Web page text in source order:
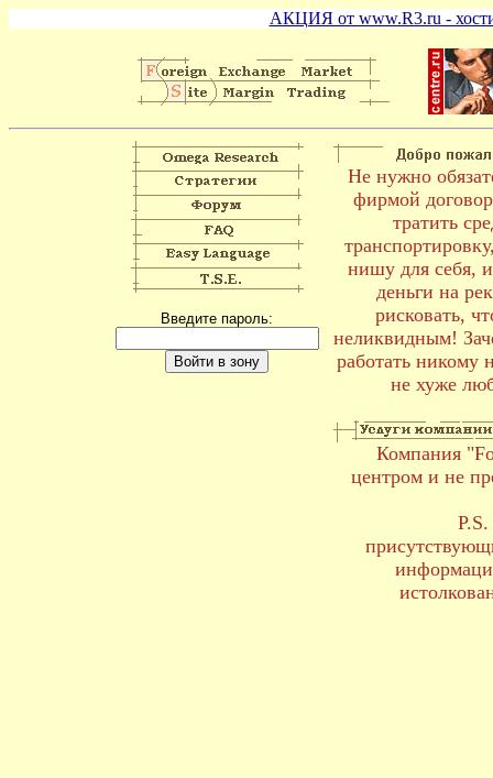
АКЦИЯ от www.R3.ru -
Введите пароль:
Не нужно
фирмой
тратить
нишу для себя,
деньги на
рисковать,
неликвидным!
работать никому
не хуже
Компания
центром и не